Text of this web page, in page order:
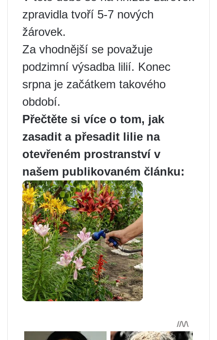
zpravidla tvoří 5-7 nových
žárovek.
Za vhodnější se považuje
podzimní výsadba lilií. Konec
srpna je začátkem takového
období.
Přečtěte si více o tom, jak
zasadit a přesadit lilie na
otevřeném prostranství v
našem publikovaném článku: